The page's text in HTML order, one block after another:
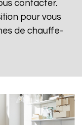
contacter.
pour vous
de chauffe-